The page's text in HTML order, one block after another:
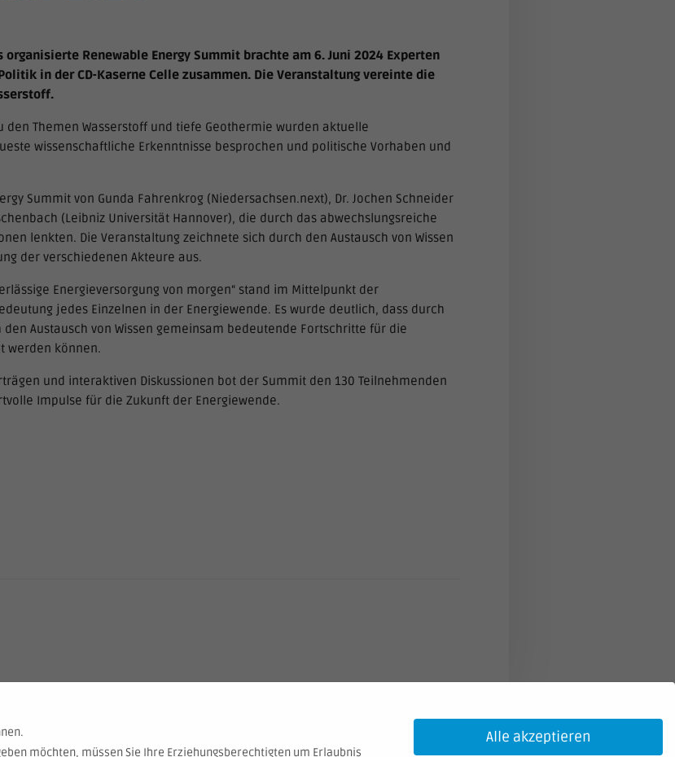
organisierte Renewable Energy Summit brachte am 6. Juni 2024 Experten
in der CD-Kaserne Celle zusammen. Die Veranstaltung vereinte die
den Themen Wasserstoff und tiefe Geothermie wurden aktuelle
wissenschaftliche Erkenntnisse besprochen und politische Vorhaben und
Summit von Gunda Fahrenkrog (Niedersachsen.next), Dr. Jochen Schneider
(Leibniz Universität Hannover), die durch das abwechslungsreiche
lenkten. Die Veranstaltung zeichnete sich durch den Austausch von Wissen
der verschiedenen Akteure aus.
Energieversorgung von morgen“ stand im Mittelpunkt der
jedes Einzelnen in der Energiewende. Es wurde deutlich, dass durch
Austausch von Wissen gemeinsam bedeutende Fortschritte für die
werden können.
und interaktiven Diskussionen bot der Summit den 130 Teilnehmenden
Impulse für die Zukunft der Energiewende.
möchten, müssen Sie Ihre Erziehungsberechtigten um Erlaubnis
Alle akzeptieren